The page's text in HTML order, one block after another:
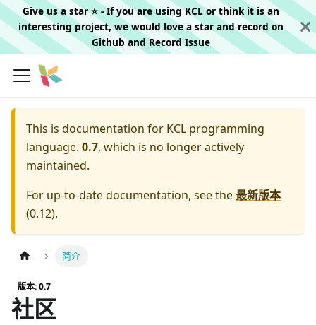
Give us a star ⭐️ - If you are using KCL or think it is an
interesting project, we would love a star and record on
Githuband Record Issue
This is documentation for KCL programming
language. 0.7, which is no longer actively
maintained.
For up-to-date documentation, see the最新版本
(0.12).
简介
版本: 0.7
社区